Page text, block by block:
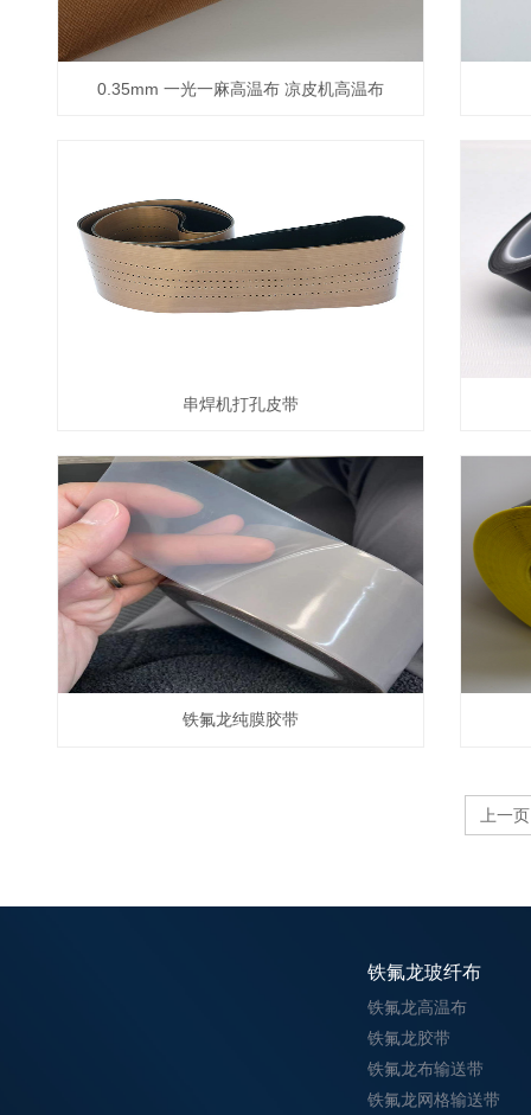
0.35mm 一光一麻高温布 凉皮机高温布
串焊机打孔皮带
铁氟龙纯膜胶带
上一页
铁氟龙玻纤布
铁氟龙高温布
铁氟龙胶带
铁氟龙布输送带
铁氟龙网格输送带